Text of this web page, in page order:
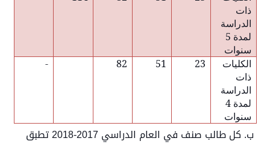
ذات
الدراسة
لمدة 5
سنوات
الكليات
ذات
الدراسة
لمدة 4
سنوات
23
51
82
-
ب. كل طالب صنف في العام الدراسي 2017-2018 تطبق